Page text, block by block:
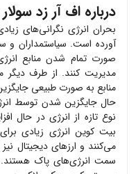
درباره اف آر زد
بحران انرژی نگرانی‌های
آورده است. سیاستمداران و
صورت تمام شدن منابع
مدیریت کنند. از طرف دیگر
منابع به صورت طبیعی
حال جایگزین شدن توسط
نوع تازه از انرژی در حال
بیت کوین انرژی زیادی
می‌کنند و ارزهای دیجیتال
سمت انرژی‌های پاک هستند.